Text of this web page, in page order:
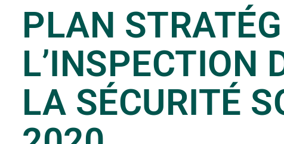
PLAN
L’INSPECTION
LA SÉCURITÉ